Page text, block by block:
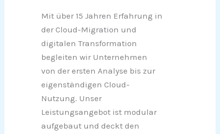
Mit über 15 Jahren Erfahrung in
der Cloud-Migration und
digitalen Transformation
begleiten wir Unternehmen
von der ersten Analyse bis zur
eigenständigen Cloud-
Nutzung. Unser
Leistungsangebot ist modular
aufgebaut und deckt den